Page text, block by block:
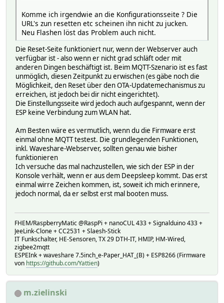
Komme ich irgendwie an die Konfigurationsseite ? Die
URL's zun resetten etc scheinen ihn nicht zu jucken.
Neu Flashen löst das Problem auch nicht.
Die Reset-Seite funktioniert nur, wenn der Webserver auch
verfügbar ist - also wenn er nicht grad schläft oder mit
anderen Dingen beschäftigt ist. Beim MQTT-Szenario ist es fast
unmöglich, diesen Zeitpunkt zu erwischen (es gäbe noch die
Möglichkeit, den Reset über den OTA-Updatemechanismus zu
erreichen, ist jedoch bei dir nicht eingerichtet).
Die Einstellungsseite wird jedoch auch aufgespannt, wenn der
ESP keine Verbindung zum WLAN hat.
Am Besten wäre es vermutlich, wenn du die Firmware erst
einmal ohne MQTT testest. Die grundlegenden Funktionen,
inkl. Waveshare-Webserver, sollten genau wie bisher
funktionieren
Ich versuche das mal nachzustellen, wie sich der ESP in der
Konsole verhält, wenn er aus dem Deepsleep kommt. Das erst
einmal wirre Zeichen kommen, ist, soweit ich mich erinnere,
jedoch normal, da er selbst erst mal booten muss.
FHEM/RaspberryMatic @RaspPi + nanoCUL 433 + Signalduino 433 +
JeeLink-Clone + CC2531 + Slaesh-Stick
IT Funkschalter, HE-Sensoren, TX 29 DTH-IT, HMIP, HM-Wired,
zigbee2mqtt
ESPEInk + waveshare 7.5inch_e-Paper_HAT_(B) + ESP8266 (Firmware
von https://github.com/Yattien)
m.zielinski